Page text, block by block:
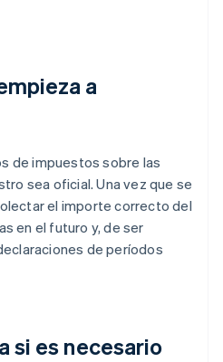
a
de impuestos sobre las
sea oficial. Una vez que se
el importe correcto del
en el futuro y, de ser
de períodos
si es necesario